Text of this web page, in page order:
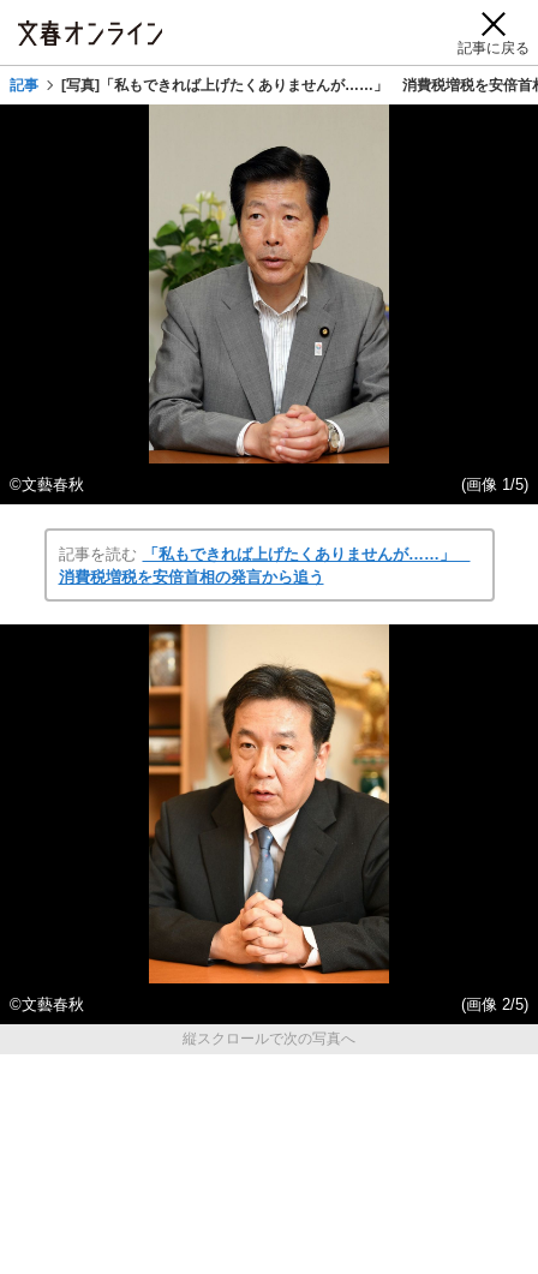
記事に戻る
記事 [写真]「私もできれば上げたくありませんが……」 消費税増税を安倍首
©文藝春秋 (画像 1/5)
記事を読む
「私もできれば上げたくありませんが……」
消費税増税を安倍首相の発言から追う
©文藝春秋
(画像 2/5)
縦スクロールで次の写真へ